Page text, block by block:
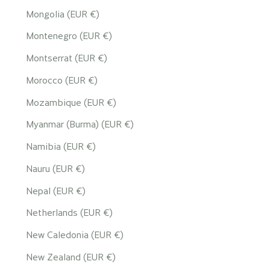
Mongolia (EUR €)
Montenegro (EUR €)
Montserrat (EUR €)
Morocco (EUR €)
Mozambique (EUR €)
Myanmar (Burma) (EUR €)
Namibia (EUR €)
Nauru (EUR €)
Nepal (EUR €)
Netherlands (EUR €)
New Caledonia (EUR €)
New Zealand (EUR €)